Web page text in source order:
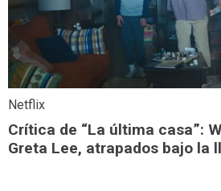
Netflix
Crítica de “La última casa”:
Greta Lee, atrapados bajo la